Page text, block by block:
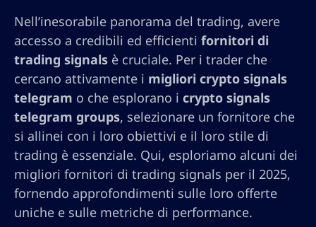
Nell’inesorabile panorama del trading, avere
accesso a credibili ed efficienti fornitori di
trading signals è cruciale. Per i trader che
cercano attivamente i migliori crypto signals
telegram o che esplorano i crypto signals
telegram groups, selezionare un fornitore che
si allinei con i loro obiettivi e il loro stile di
trading è essenziale. Qui, esploriamo alcuni dei
migliori fornitori di trading signals per il 2025,
fornendo approfondimenti sulle loro offerte
uniche e sulle metriche di performance.